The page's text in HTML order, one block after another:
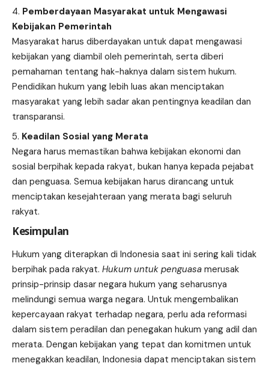
Pemberdayaan Masyarakat untuk Mengawasi
Kebijakan Pemerintah
Masyarakat harus diberdayakan untuk dapat mengawasi
kebijakan yang diambil oleh pemerintah, serta diberi
pemahaman tentang hak-haknya dalam sistem hukum.
Pendidikan hukum yang lebih luas akan menciptakan
masyarakat yang lebih sadar akan pentingnya keadilan dan
transparansi.
Keadilan Sosial yang Merata
Negara harus memastikan bahwa kebijakan ekonomi dan
sosial berpihak kepada rakyat, bukan hanya kepada pejabat
dan penguasa. Semua kebijakan harus dirancang untuk
menciptakan kesejahteraan yang merata bagi seluruh
rakyat.
Kesimpulan
Hukum yang diterapkan di Indonesia saat ini sering kali tidak
berpihak pada rakyat. Hukum untuk penguasa merusak
prinsip-prinsip dasar negara hukum yang seharusnya
melindungi semua warga negara. Untuk mengembalikan
kepercayaan rakyat terhadap negara, perlu ada reformasi
dalam sistem peradilan dan penegakan hukum yang adil dan
merata. Dengan kebijakan yang tepat dan komitmen untuk
menegakkan keadilan, Indonesia dapat menciptakan sistem